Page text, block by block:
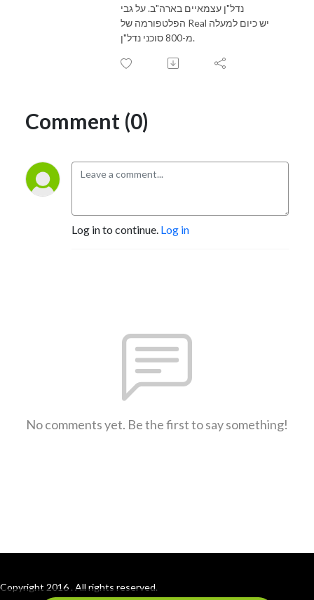
נדל"ן עצמאיים בארה"ב. על גבי
הפלטפורמה של Real יש כיום למעלה
מ-800 סוכני נדל"ן.
Comment (0)
Log in to continue. Log in
No comments yet. Be the first to say something!
Copyright 2016 . All rights reserved.